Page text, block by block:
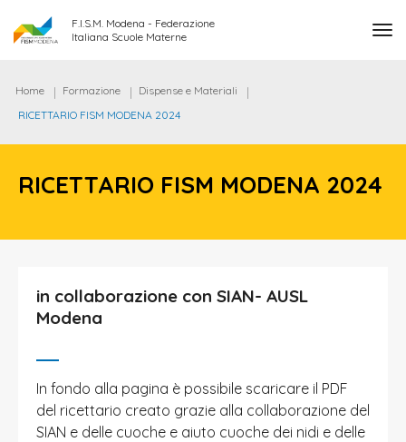
F.I.S.M. Modena - Federazione
Italiana Scuole Materne
Home Formazione
Dispense e Materiali
RICETTARIO FISM MODENA 2024
RICETTARIO FISM MODENA 2024
in collaborazione con SIAN- AUSL
Modena
In fondo alla pagina è possibile scaricare il PDF
del ricettario creato grazie alla collaborazione del
SIAN e delle cuoche e aiuto cuoche dei nidi e delle